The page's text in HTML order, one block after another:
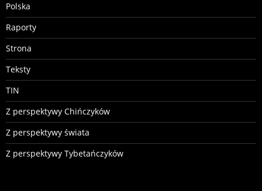
Polska
Raporty
Strona
Teksty
TIN
Z perspektywy Chińczyków
Z perspektywy świata
Z perspektywy Tybetańczyków